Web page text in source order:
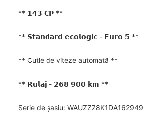
** 𝟭𝟰𝟯 𝗖𝗣 **
** 𝗦𝘁𝗮𝗻𝗱𝗮𝗿𝗱 𝗲𝗰𝗼𝗹𝗼𝗴𝗶𝗰 - 𝗘𝘂𝗿𝗼 𝟱 **
** Cutie de viteze automată **
** 𝗥𝘂𝗹𝗮𝗷 - 𝟮𝟲𝟴 𝟵𝟬𝟬 𝗸𝗺 **
Serie de șasiu: WAUZZZ8K1DA162949